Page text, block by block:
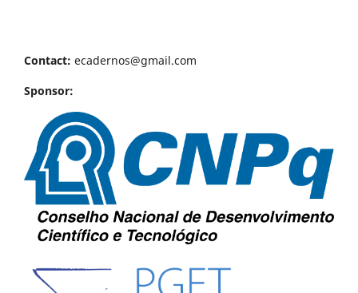
Contact: ecadernos@gmail.com
Sponsor: